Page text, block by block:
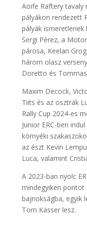
Aoife Raftery tavaly
pályákon rendezett
pályák ismeretlenek
Sergi Pérez, a
párosa, Keelan
három olasz
Doretto és
Maxim Decock,
Tiits és az osztrák
Rally Cup 2024-es
Junior ERC-ben
környéki
az észt Kevin
Luca, valamint
A 2023-ban nyolc
mindegyiken pontot
bajnokságba, egyik
Tom Kässer lesz.